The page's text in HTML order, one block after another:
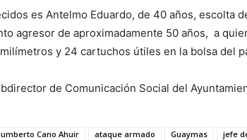
es Antelmo Eduardo, de 40 años, escolta
agresor de aproximadamente 50 años, a
y 24 cartuchos útiles en la bolsa del
de Comunicación Social del
Cano Ahuir ataque armado Guaymas jefe